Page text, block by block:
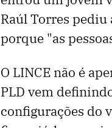
Raúl Torres pediu
porque "as
O LINCE não é
PLD vem
configurações do